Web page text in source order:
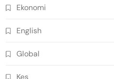
Ekonomi
English
Global
Kes